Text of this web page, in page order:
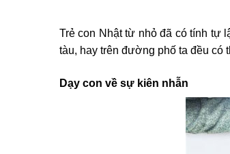
Trẻ con Nhật từ nhỏ đã có tính tự
tàu, hay trên đường phố ta đều có
Dạy con về sự kiên nhẫn